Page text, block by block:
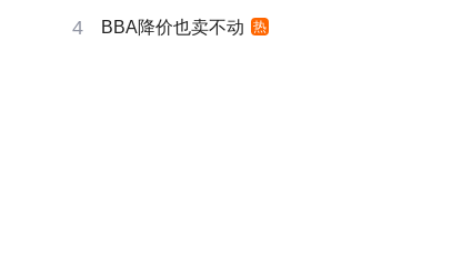
4 BBA降价也卖不动 热